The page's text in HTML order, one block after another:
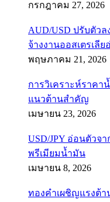
กรกฎาคม 27, 2026
AUD/USD ปรับตัวล
จ้างงานออสเตรเลี
พฤษภาคม 21, 2026
การวิเคราะห์ราค
แนวต้านสำคัญ
เมษายน 23, 2026
USD/JPY อ่อนตัวจ
พรีเมียมน้ำมัน
เมษายน 8, 2026
ทองคำเผชิญแรงต้า